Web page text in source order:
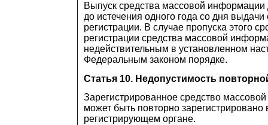
Выпуск средства массовой информации
до истечения одного года со дня выдачи
регистрации. В случае пропуска этого
регистрации средства массовой
недействительным в установленном
Федеральным законом порядке.
Статья 10. Недопустимость
Зарегистрированное средство
может быть повторно
регистрирующем органе.